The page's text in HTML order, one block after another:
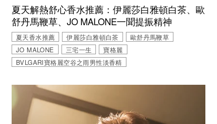
夏天解熱舒心香水推薦：伊麗莎白雅頓白茶、歐
舒丹馬鞭草、JO MALONE一聞提振精神
夏天香水推薦 伊麗莎白雅頓白茶
歐舒丹馬鞭草
JO MALONE
三宅一生
寶格麗
BVLGARI寶格麗空谷之雨男性淡香精